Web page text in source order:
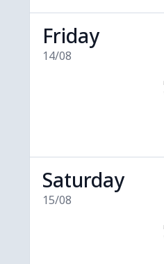
Friday
14/08
Saturday
15/08